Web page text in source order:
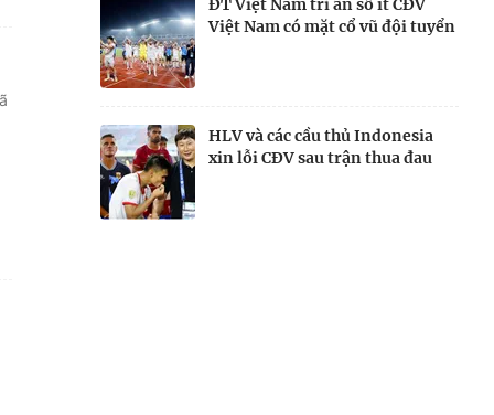
ĐT Việt Nam tri ân số ít CĐV
Việt Nam có mặt cổ vũ đội tuyển
HLV và các cầu thủ Indonesia
xin lỗi CĐV sau trận thua đau